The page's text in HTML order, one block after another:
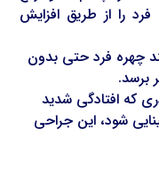
را از طریق افزایش
چهره فرد حتی بدون
برسد.
که افتادگی شدید
شود، این جراحی